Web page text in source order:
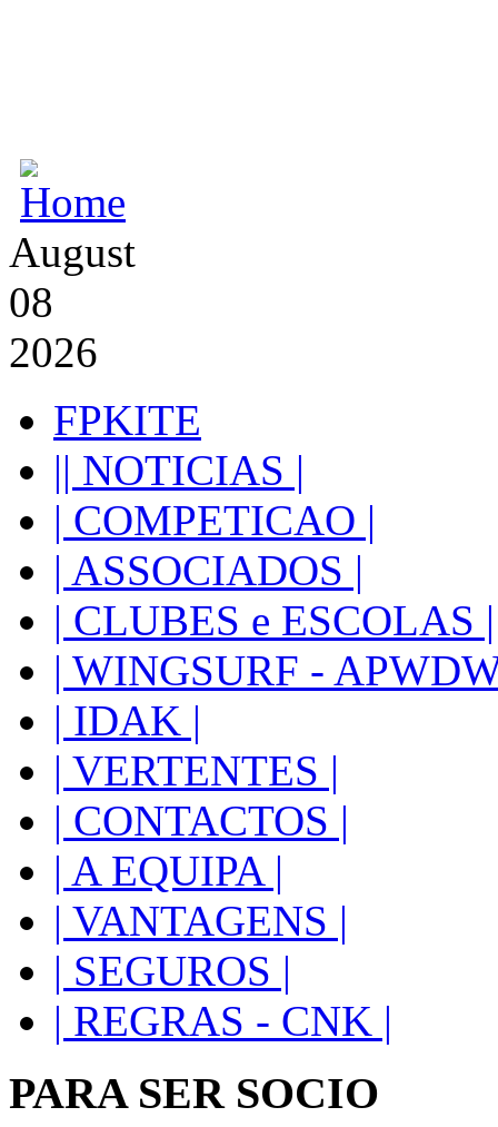
August
08
2026
FPKITE
|| NOTICIAS |
| COMPETICAO |
| ASSOCIADOS |
| CLUBES e ESCOLAS |
| WINGSURF -
| IDAK |
| VERTENTES |
| CONTACTOS |
| A EQUIPA |
| VANTAGENS |
| SEGUROS |
| REGRAS - CNK |
PARA SER SOCIO